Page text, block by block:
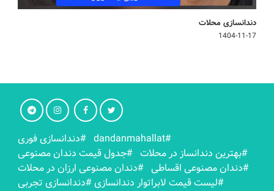
دندانسازی محلات
1404-11-17
#dandanmahallat
#دندانسازی فوری
#بهترين دندانساز در محلات #جدول قیمت دندان مصنوعی
#دندان مصنوعی اقساطی #دندان مصنوعی ارزان در محلات
#لیست قیمت لابراتوار دندانسازی#دندانسازی تجربی